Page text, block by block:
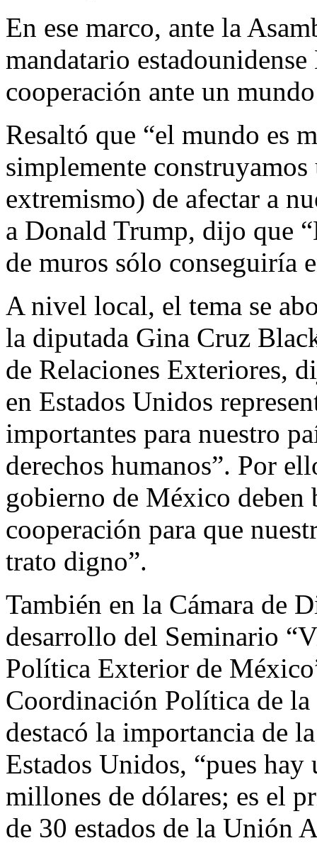
En ese marco, ante la
mandatario
cooperación ante un
Resaltó que “el mundo es
simplemente
extremismo) de afectar a
a Donald Trump, dijo que
de muros sólo conseguiría
A nivel local, el tema se
la diputada Gina Cruz
de Relaciones Exteriores,
en Estados Unidos
importantes para nuestro
derechos humanos”. Por
gobierno de México deben
cooperación para que
trato digno”.
También en la Cámara de
desarrollo del Seminario
Política Exterior de
Coordinación Política de
destacó la importancia de
Estados Unidos, “pues
millones de dólares; es el
de 30 estados de la Unión